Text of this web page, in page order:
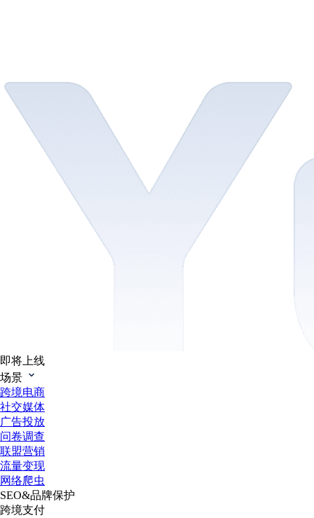
即将上线
场景
跨境电商
社交媒体
广告投放
问卷调查
联盟营销
流量变现
网络爬虫
SEO&品牌保护
跨境支付